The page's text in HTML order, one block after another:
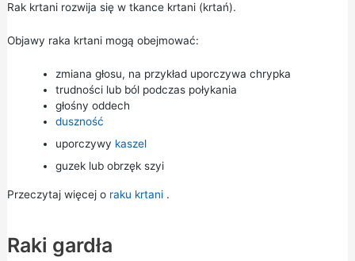
Rak krtani rozwija się w tkance krtani (krtań).
Objawy raka krtani mogą obejmować:
zmiana głosu, na przykład uporczywa chrypka
trudności lub ból podczas połykania
głośny oddech
duszność
uporczywy kaszel
guzek lub obrzęk szyi
Przeczytaj więcej o raku krtani.
Raki gardła